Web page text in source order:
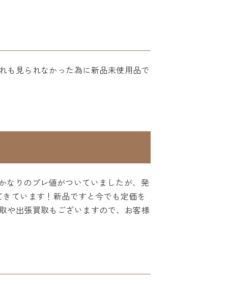
も見られなかった為に新品未使用品で
なりのプレ値がついていましたが、発
ています！新品ですと今でも定価を
や出張買取もございますので、お客様